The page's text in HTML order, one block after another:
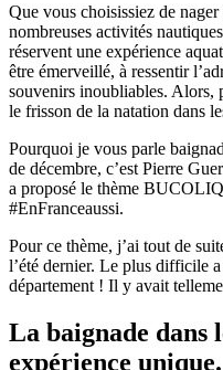
Que vous choisissiez de
nombreuses activités
réservent une expérience
être émerveillé, à ressentir
souvenirs inoubliables. Alors,
le frisson de la natation dans
Pourquoi je vous parle
de décembre, c’est Pierre
a proposé le thème
#EnFranceaussi.
Pour ce thème, j’ai tout de
l’été dernier. Le plus difficile
département ! Il y avait
La baignade dans
expérience unique.